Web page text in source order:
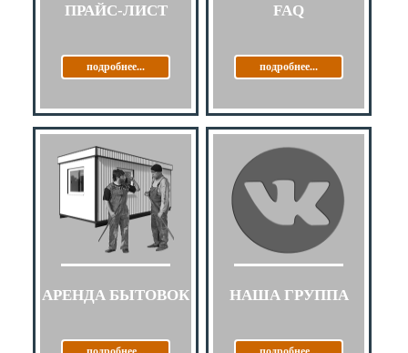
ПРАЙС-ЛИСТ
подробнее...
FAQ
подробнее...
АРЕНДА БЫТОВОК НАША ГРУППА